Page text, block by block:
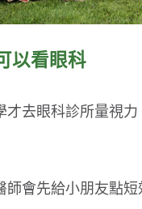
以看眼科
才去眼科診所量視
師會先給小朋友點